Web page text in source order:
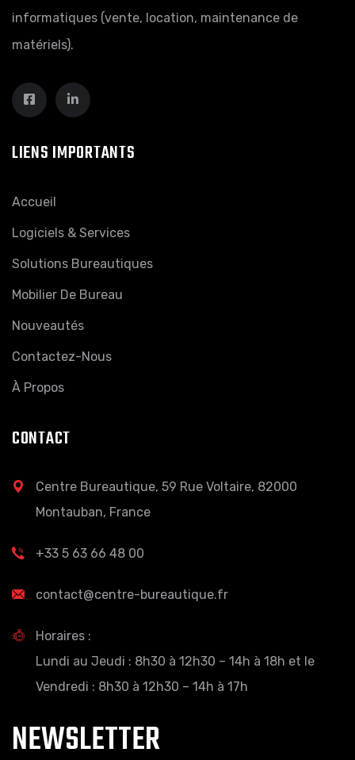
informatiques (vente, location, maintenance de
matériels).
LIENS IMPORTANTS
Accueil
Logiciels & Services
Solutions Bureautiques
Mobilier De Bureau
Nouveautés
Contactez-Nous
À Propos
CONTACT
Centre Bureautique, 59 Rue Voltaire, 82000
Montauban, France
+33 5 63 66 48 00
contact@centre-bureautique.fr
Horaires :
Lundi au Jeudi : 8h30 à 12h30 – 14h à 18h et le
Vendredi : 8h30 à 12h30 – 14h à 17h
NEWSLETTER